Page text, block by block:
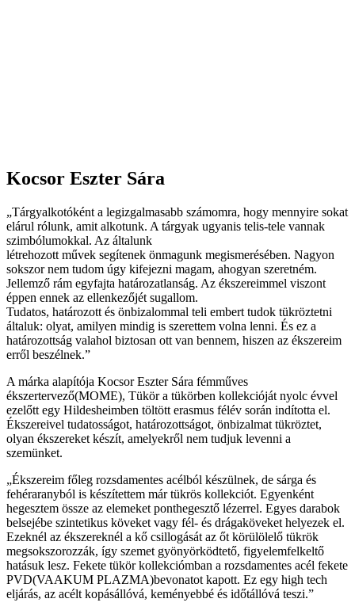
Kocsor Eszter Sára
„Tárgyalkotóként a legizgalmasabb számomra, hogy mennyire sokat
elárul rólunk, amit alkotunk. A tárgyak ugyanis telis-tele vannak
szimbólumokkal. Az általunk
létrehozott művek segítenek önmagunk megismerésében. Nagyon
sokszor nem tudom úgy kifejezni magam, ahogyan szeretném.
Jellemző rám egyfajta határozatlanság. Az ékszereimmel viszont
éppen ennek az ellenkezőjét sugallom.
Tudatos, határozott és önbizalommal teli embert tudok tükröztetni
általuk: olyat, amilyen mindig is szerettem volna lenni. És ez a
határozottság valahol biztosan ott van bennem, hiszen az ékszereim
erről beszélnek.”
A márka alapítója Kocsor Eszter Sára fémműves
ékszertervező(MOME), Tükör a tükörben kollekcióját nyolc évvel
ezelőtt egy Hildesheimben töltött erasmus félév során indította el.
Ékszereivel tudatosságot, határozottságot, önbizalmat tükröztet,
olyan ékszereket készít, amelyekről nem tudjuk levenni a
szemünket.
„Ékszereim főleg rozsdamentes acélból készülnek, de sárga és
fehéraranyból is készítettem már tükrös kollekciót. Egyenként
hegesztem össze az elemeket ponthegesztő lézerrel. Egyes darabok
belsejébe szintetikus köveket vagy fél- és drágaköveket helyezek el.
Ezeknél az ékszereknél a kő csillogását az őt körülölelő tükrök
megsokszorozzák, így szemet gyönyörködtető, figyelemfelkeltő
hatásuk lesz. Fekete tükör kollekciómban a rozsdamentes acél fekete
PVD(VAAKUM PLAZMA)bevonatot kapott. Ez egy high tech
eljárás, az acélt kopásállóvá, keményebbé és időtállóvá teszi.”